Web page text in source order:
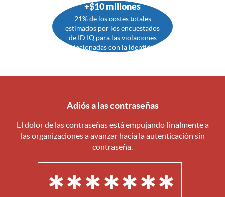
+$10 millones
21% de los costes totales
estimados por los encuestados
de ID IQ para las violaciones
relacionadas con la identidad
Adiós a las contraseñas
El dolor de las contraseñas está empujando finalmente a
las organizaciones a avanzar hacia la autenticación sin
contraseña.